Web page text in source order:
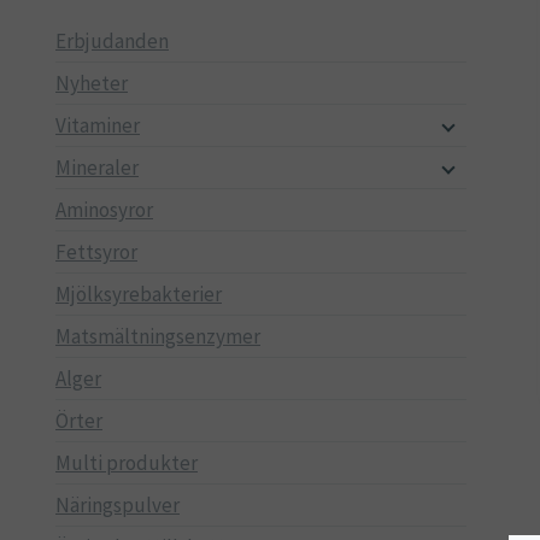
Erbjudanden
Nyheter
Vitaminer
Mineraler
Aminosyror
Fettsyror
Mjölksyrebakterier
Matsmältningsenzymer
Alger
Örter
Multi produkter
Näringspulver